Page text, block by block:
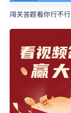
闯关答题看你行不行